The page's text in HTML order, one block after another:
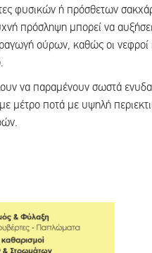
φυσικών ή πρόσθετων
πρόσληψη μπορεί να
ούρων, καθώς οι
να παραμένουν σωστά
μέτρο ποτά με υψηλή